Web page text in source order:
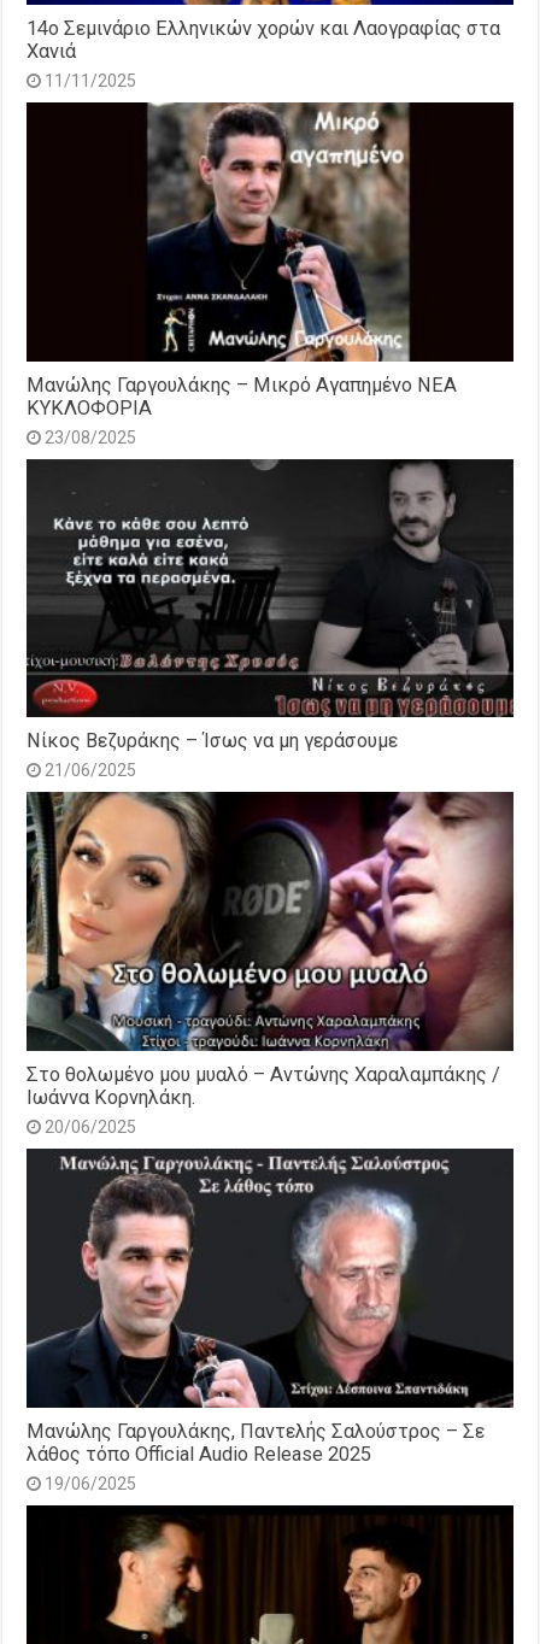
14o Σεμινάριο Ελληνικών χορών και Λαογραφίας στα
Χανιά
11/11/2025
Μανώλης Γαργουλάκης – Μικρό Αγαπημένο NEΑ
ΚΥΚΛΟΦΟΡΙΑ
23/08/2025
Νίκος Βεζυράκης – Ίσως να μη γεράσουμε
21/06/2025
Στο θολωμένο μου μυαλό – Αντώνης Χαραλαμπάκης /
Ιωάννα Κορνηλάκη.
20/06/2025
Μανώλης Γαργουλάκης, Παντελής Σαλούστρος – Σε
λάθος τόπο Official Audio Release 2025
19/06/2025